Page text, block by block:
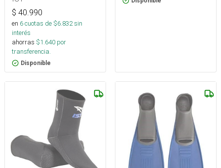
$ 40.990
en 6cuotas de $6.832sin
interés
ahorras $1.640 por
transferencia.
Disponible